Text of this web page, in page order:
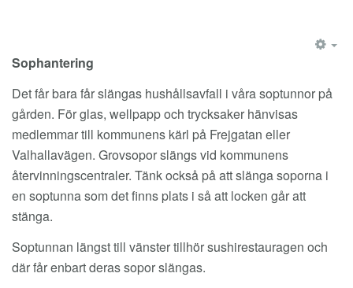
Sophantering
Det får bara får slängas hushållsavfall i våra soptunnor på
gården. För glas, wellpapp och trycksaker hänvisas
medlemmar till kommunens kärl på Frejgatan eller
Valhallavägen. Grovsopor slängs vid kommunens
återvinningscentraler. Tänk också på att slänga soporna i
en soptunna som det finns plats i så att locken går att
stänga.
Soptunnan längst till vänster tillhör sushirestauragen och
där får enbart deras sopor slängas.